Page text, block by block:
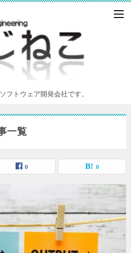
フトウェア開発会社です。
一覧
0 0